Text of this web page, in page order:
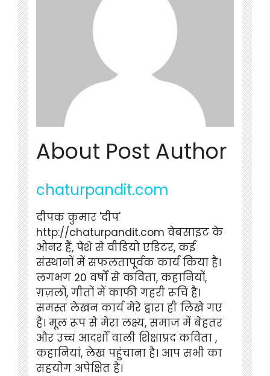
About Post Author
chaturpandit.com
दीपक कुमार 'दीप'
http://chaturpandit.com वेबसाइट के
ओनर हैं, पेशे से वीडियो एडिटर, कई
संस्थानों में सफलतापूर्वक कार्य किया है।
लगभग 20 वर्षों से कविता, कहानियों,
ग़ज़लों, गीतों में काफी गहरी रूचि है।
समस्त लेखन कार्य मेरे द्वारा ही लिखे गए
हैं। मूल रूप से मेरा लक्ष्य, समाज में बेहतर
और उच्च आदर्शों वाली शिक्षाप्रद कविता ,
कहानियां, लेख पहुंचाना है। आप सभी का
सहयोग अपेक्षित है।